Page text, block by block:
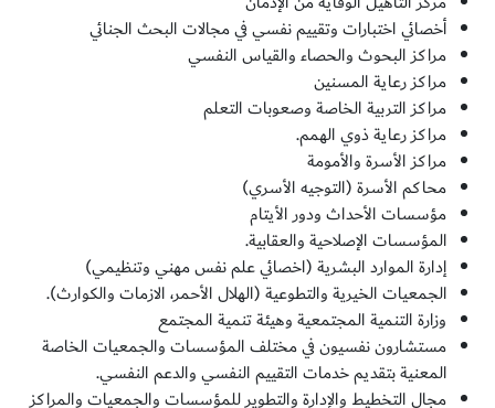
أخصائي اختبارات وتقييم نفسي في مجالات البحث الجنائي
مراكز البحوث والحصاء والقياس النفسي
مراكز رعاية المسنين
مراكز التربية الخاصة وصعوبات التعلم
مراكز رعاية ذوي الهمم.
مراكز الأسرة والأمومة
محاكم الأسرة (التوجيه الأسري)
مؤسسات الأحداث ودور الأيتام
المؤسسات الإصلاحية والعقابية.
إدارة الموارد البشرية (اخصائي علم نفس مهني وتنظيمي)
الجمعيات الخيرية والتطوعية (الهلال الأحمر، الازمات والكوارث).
وزارة التنمية المجتمعية وهيئة تنمية المجتمع
مستشارون نفسيون في مختلف المؤسسات والجمعيات الخاصة
المعنية بتقديم خدمات التقييم النفسي والدعم النفسي.
مجال التخطيط والإدارة والتطوير للمؤسسات والجمعيات والمراكز